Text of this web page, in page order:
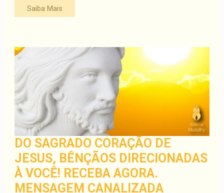
Saiba Mais
DO SAGRADO CORAÇÃO DE
JESUS, BÊNÇÃOS DIRECIONADAS
À VOCÊ! RECEBA AGORA.
MENSAGEM CANALIZADA